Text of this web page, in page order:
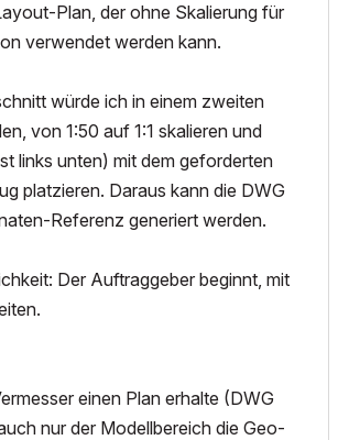
Plan, der ohne Skalierung für
verwendet werden kann.
würde ich in einem zweiten
von 1:50 auf 1:1 skalieren und
links unten) mit dem geforderten
platzieren. Daraus kann die DWG
Referenz generiert werden.
Der Auftraggeber beginnt, mit
einen Plan erhalte (DWG
nur der Modellbereich die Geo-